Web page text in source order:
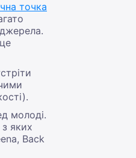
точка
молоді.
з яких
Back